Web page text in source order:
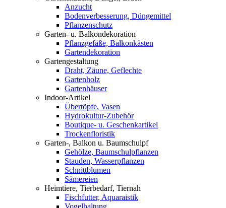
Anzucht
Bodenverbesserung, Düngemittel
Pflanzenschutz
Garten- u. Balkondekoration
Pflanzgefäße, Balkonkästen
Gartendekoration
Gartengestaltung
Draht, Zäune, Geflechte
Gartenholz
Gartenhäuser
Indoor-Artikel
Übertöpfe, Vasen
Hydrokultur-Zubehör
Boutique- u. Geschenkartikel
Trockenfloristik
Garten-, Balkon u. Baumschulpf
Gehölze, Baumschulpflanzen
Stauden, Wasserpflanzen
Schnittblumen
Sämereien
Heimtiere, Tierbedarf, Tiernah
Fischfutter, Aquaraistik
Vogelhaltung